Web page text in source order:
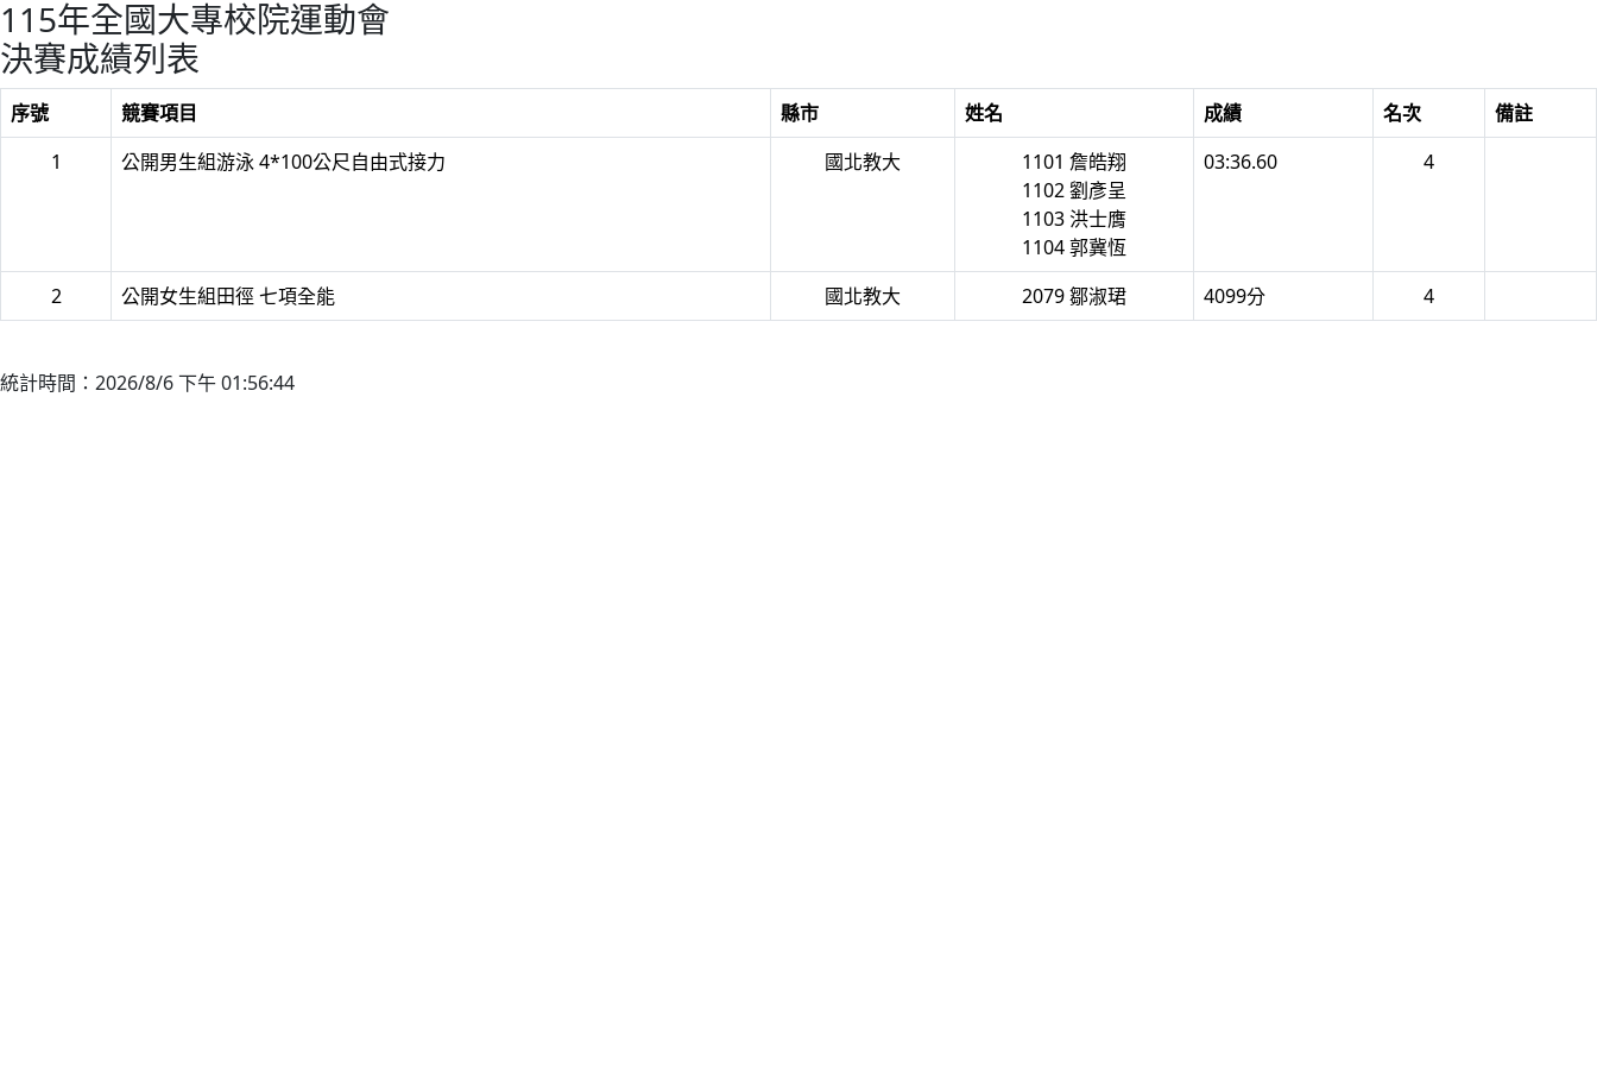
115年全國大專校院運動會
決賽成績列表
序號 競賽項目 縣市 姓名 成績 名次
備註
1
公開男生組游泳 4*100公尺自由式接力 國北教大
1101 詹皓翔
1102 劉彥呈
1103 洪士膺
1104 郭冀恆
03:36.60 4
2 公開女生組田徑 七項全能 國北教大 2079 鄒淑珺 4099分 4
統計時間：2026/8/6 下午 01:56:44